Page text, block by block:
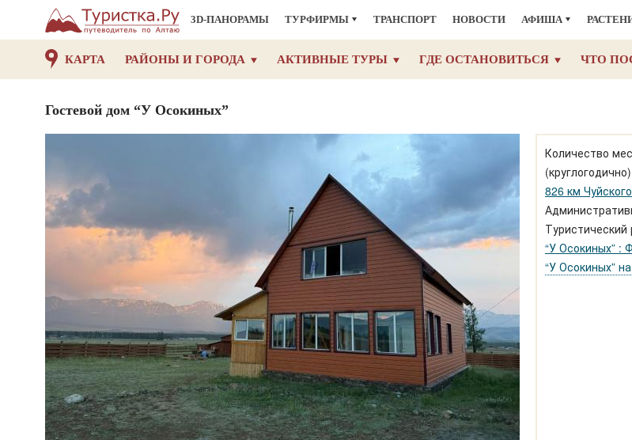
3D-ПАНОРАМЫ ТУРФИРМЫ ТРАНСПОРТ НОВОСТИ АФИША
КАРТА РАЙОНЫ И ГОРОДА АКТИВНЫЕ ТУРЫ ГДЕ ОСТАНОВИТЬСЯ ЧТО
Гостевой дом “У Осокиных”
Количество
(круглогодично)
826 км
Туристический
“У Осокиных” :
“У Осокиных”